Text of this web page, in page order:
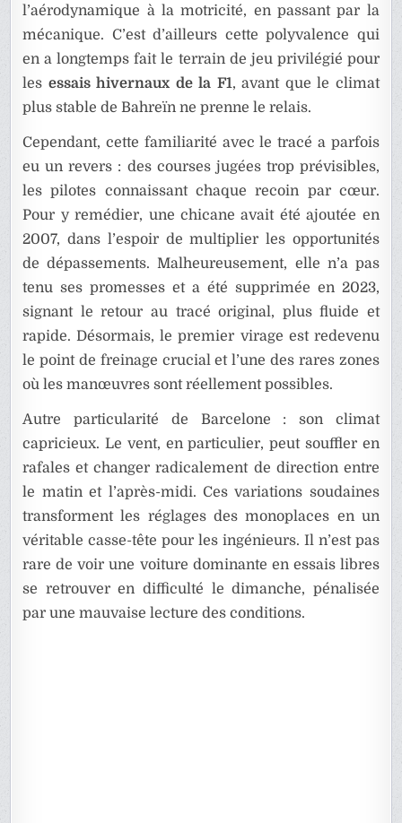
l’aérodynamique à la motricité, en passant par la
mécanique. C’est d’ailleurs cette polyvalence qui
en a longtemps fait le terrain de jeu privilégié pour
les essais hivernaux de la F1, avant que le climat
plus stable de Bahreïn ne prenne le relais.
Cependant, cette familiarité avec le tracé a parfois
eu un revers : des courses jugées trop prévisibles,
les pilotes connaissant chaque recoin par cœur.
Pour y remédier, une chicane avait été ajoutée en
2007, dans l’espoir de multiplier les opportunités
de dépassements. Malheureusement, elle n’a pas
tenu ses promesses et a été supprimée en 2023,
signant le retour au tracé original, plus fluide et
rapide. Désormais, le premier virage est redevenu
le point de freinage crucial et l’une des rares zones
où les manœuvres sont réellement possibles.
Autre particularité de Barcelone : son climat
capricieux. Le vent, en particulier, peut souffler en
rafales et changer radicalement de direction entre
le matin et l’après-midi. Ces variations soudaines
transforment les réglages des monoplaces en un
véritable casse-tête pour les ingénieurs. Il n’est pas
rare de voir une voiture dominante en essais libres
se retrouver en difficulté le dimanche, pénalisée
par une mauvaise lecture des conditions.